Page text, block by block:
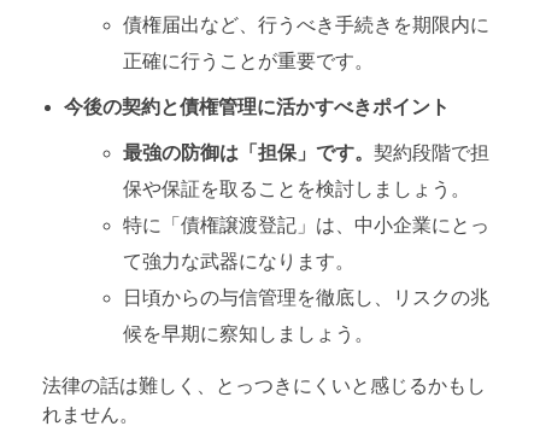
債権届出など、行うべき手続きを期限内に
正確に行うことが重要です。
今後の契約と債権管理に活かすべきポイント
最強の防御は「担保」です。契約段階で担
保や保証を取ることを検討しましょう。
特に「債権譲渡登記」は、中小企業にとっ
て強力な武器になります。
日頃からの与信管理を徹底し、リスクの兆
候を早期に察知しましょう。
法律の話は難しく、とっつきにくいと感じるかもし
れません。